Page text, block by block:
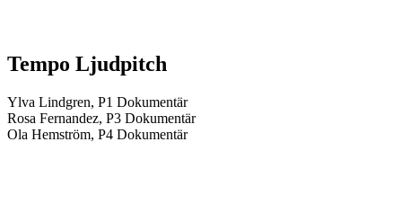
Tempo Ljudpitch
Ylva Lindgren, P1 Dokumentär
Rosa Fernandez, P3 Dokumentär
Ola Hemström, P4 Dokumentär